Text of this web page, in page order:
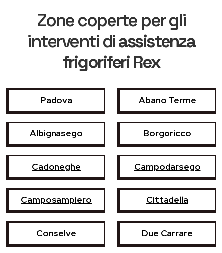
Zone coperte per gli
interventi diassistenza
frigoriferi Rex
Padova Abano Terme
Albignasego Borgoricco
Cadoneghe Campodarsego
Camposampiero Cittadella
Conselve Due Carrare